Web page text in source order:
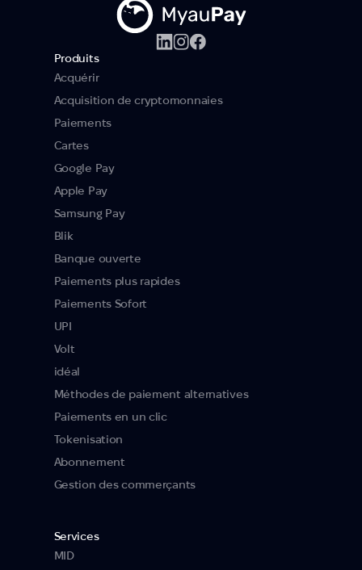
Produits
Acquérir
Acquisition de cryptomonnaies
Paiements
Cartes
Google Pay
Apple Pay
Samsung Pay
Blik
Banque ouverte
Paiements plus rapides
Paiements Sofort
UPI
Volt
idéal
Méthodes de paiement alternatives
Paiements en un clic
Tokenisation
Abonnement
Gestion des commerçants
Services
MID